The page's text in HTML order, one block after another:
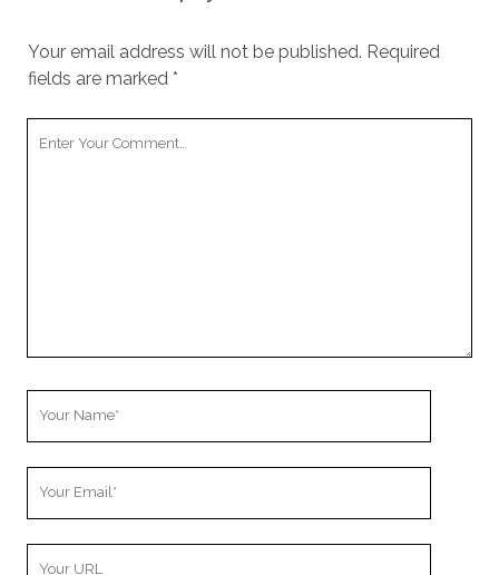
Your email address will not be published. Required
fields are marked *